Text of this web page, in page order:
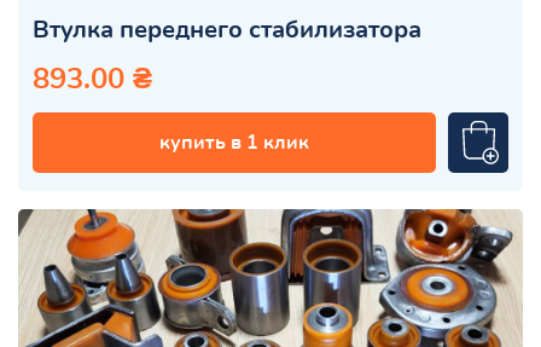
Втулка переднего стабилизатора
893.00 ₴
купить в 1 клик